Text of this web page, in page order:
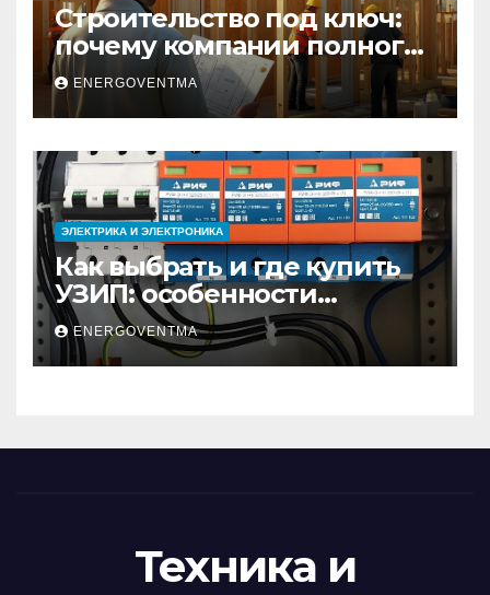
Строительство под ключ:
почему компании полного
цикла меняют рынок
недвижимости
ENERGOVENTMA
ЭЛЕКТРИКА И ЭЛЕКТРОНИКА
Как выбрать и где купить
УЗИП: особенности
устройств защиты от
импульсных
перенапряжений
ENERGOVENTMA
Техника и